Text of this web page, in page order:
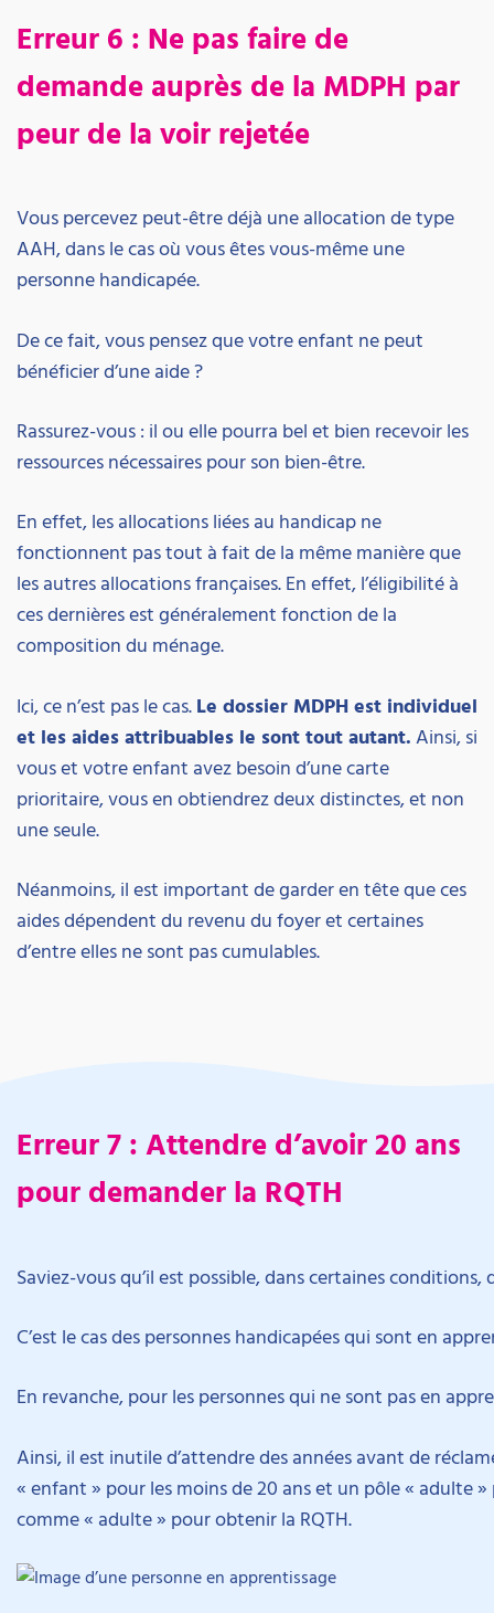
Erreur 6 : Ne pas faire de
demande auprès de la MDPH par
peur de la voir rejetée
Vous percevez peut-être déjà une allocation de type
AAH, dans le cas où vous êtes vous-même une
personne handicapée.
De ce fait, vous pensez que votre enfant ne peut
bénéficier d’une aide ?
Rassurez-vous : il ou elle pourra bel et bien recevoir les
ressources nécessaires pour son bien-être.
En effet, les allocations liées au handicap ne
fonctionnent pas tout à fait de la même manière que
les autres allocations françaises. En effet, l’éligibilité à
ces dernières est généralement fonction de la
composition du ménage.
Ici, ce n’est pas le cas.Le dossier MDPH est individuel
et les aides attribuables le sont tout autant.Ainsi, si
vous et votre enfant avez besoin d’une carte
prioritaire, vous en obtiendrez deux distinctes, et non
une seule.
Néanmoins, il est important de garder en tête que ces
aides dépendent du revenu du foyer et certaines
d’entre elles ne sont pas cumulables.
Erreur 7 : Attendre d’avoir 20 ans
pour demander la RQTH
Saviez-vous qu’il est possible, dans certaines conditions,
C’est le cas des personnes handicapées qui sont en
En revanche, pour les personnes qui ne sont pas en
Ainsi, il est inutile d’attendre des années avant de
« enfant » pour les moins de 20 ans et un pôle « adulte
comme « adulte » pour obtenir la RQTH.